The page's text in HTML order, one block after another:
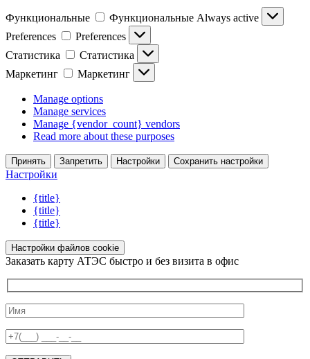
Функциональные Функциональные Always active
Preferences
Preferences
Статистика
Статистика
Маркетинг
Маркетинг
Manage options
Manage services
Manage {vendor_count} vendors
Read more about these purposes
Принять Запретить Настройки Сохранить настройки
Настройки
{title}
{title}
{title}
Настройки файлов cookie
Заказать карту АТЭС быстро и без визита в офис